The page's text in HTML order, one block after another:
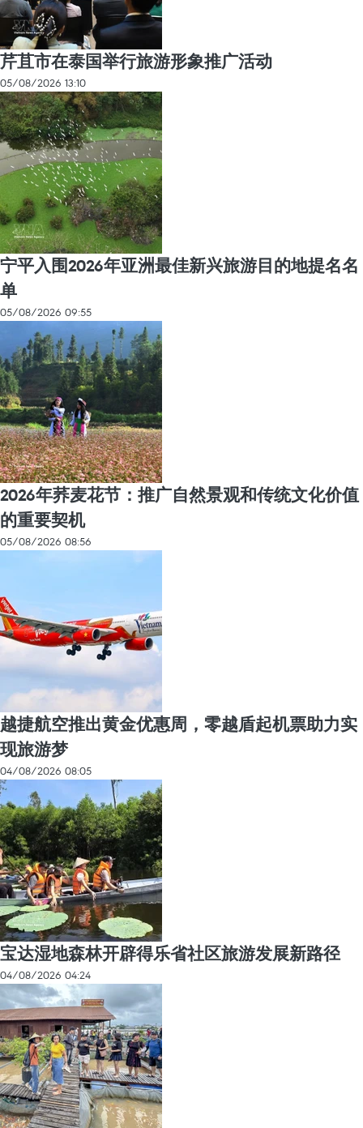
芹苴市在泰国举行旅游形象推广活动
05/08/2026 13:10
宁平入围2026年亚洲最佳新兴旅游目的地提名名
单
05/08/2026 09:55
2026年荞麦花节：推广自然景观和传统文化价值
的重要契机
05/08/2026 08:56
越捷航空推出黄金优惠周，零越盾起机票助力实
现旅游梦
04/08/2026 08:05
宝达湿地森林开辟得乐省社区旅游发展新路径
04/08/2026 04:24